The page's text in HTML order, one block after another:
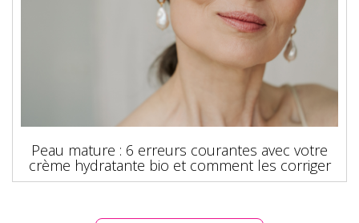
Peau mature : 6 erreurs courantes avec votre
crème hydratante bio et comment les corriger